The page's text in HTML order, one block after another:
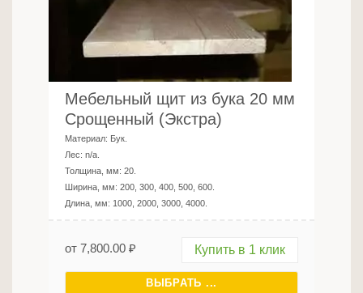
Мебельный щит из бука 20 мм
Срощенный (Экстра)
Материал: Бук
Лес: n/a
Толщина, мм: 20
Ширина, мм: 200, 300, 400, 500, 600
Длина, мм: 1000, 2000, 3000, 4000
от 7,800.00 ₽ Купить в 1 клик
ВЫБРАТЬ ...